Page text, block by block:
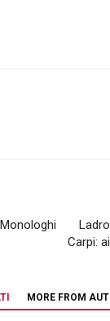
Carpi:
MORE FROM